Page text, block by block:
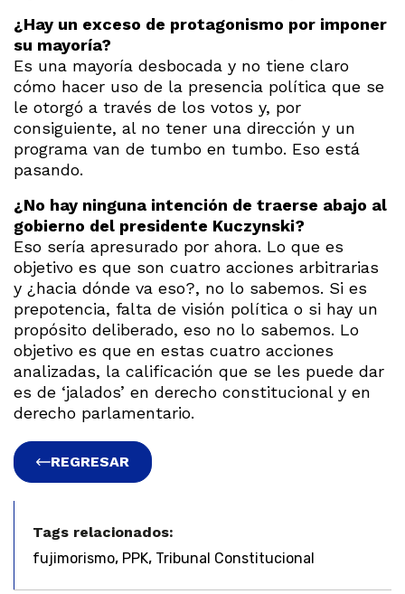
¿Hay un exceso de protagonismo por imponer
su mayoría?
Es una mayoría desbocada y no tiene claro
cómo hacer uso de la presencia política que se
le otorgó a través de los votos y, por
consiguiente, al no tener una dirección y un
programa van de tumbo en tumbo. Eso está
pasando.
¿No hay ninguna intención de traerse abajo al
gobierno del presidente Kuczynski?
Eso sería apresurado por ahora. Lo que es
objetivo es que son cuatro acciones arbitrarias
y ¿hacia dónde va eso?, no lo sabemos. Si es
prepotencia, falta de visión política o si hay un
propósito deliberado, eso no lo sabemos. Lo
objetivo es que en estas cuatro acciones
analizadas, la calificación que se les puede dar
es de ‘jalados’ en derecho constitucional y en
derecho parlamentario.
REGRESAR
Tags relacionados:
fujimorismo, PPK, Tribunal Constitucional